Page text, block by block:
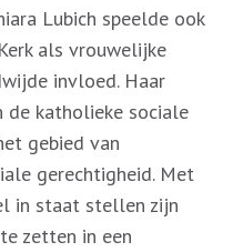
Lubich speelde ook
als vrouwelijke
invloed. Haar
katholieke sociale
gebied van
gerechtigheid. Met
in staat stellen zijn
zetten in een